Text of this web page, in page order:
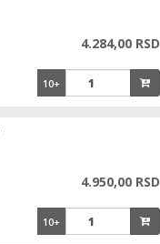
4.284,00 RSD
10+
4.950,00 RSD
10+